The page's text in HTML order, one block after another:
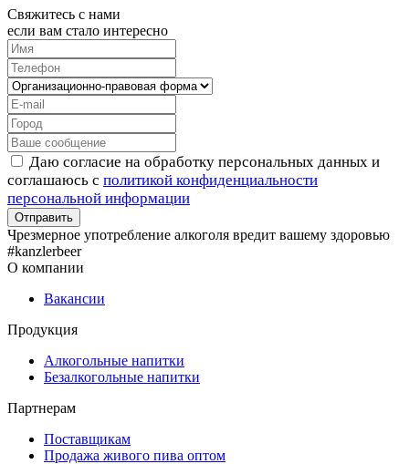
Свяжитесь с нами
если вам стало интересно
Даю согласие на обработку персональных данных и
соглашаюсь с политикой конфиденциальности
персональной информации
Чрезмерное употребление алкоголя вредит вашему здоровью
#kanzlerbeer
О компании
Вакансии
Продукция
Алкогольные напитки
Безалкогольные напитки
Партнерам
Поставщикам
Продажа живого пива оптом